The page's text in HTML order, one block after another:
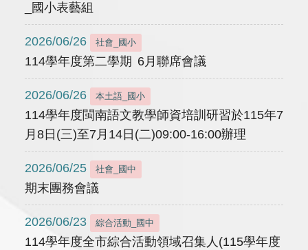
_國小表藝組
2026/06/26 社會_國小
114學年度第二學期 6月聯席會議
2026/06/26 本土語_國小
114學年度閩南語文教學師資培訓研習於115年7
月8日(三)至7月14日(二)09:00-16:00辦理
2026/06/25 社會_國中
期末團務會議
2026/06/23 綜合活動_國中
114學年度全市綜合活動領域召集人(115學年度